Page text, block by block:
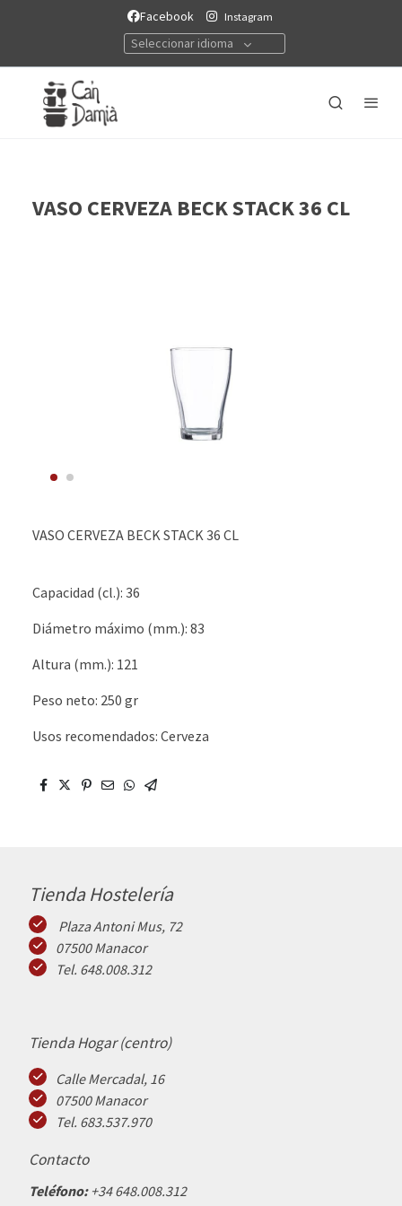
Facebook Instagram
Seleccionar idioma
VASO CERVEZA BECK STACK 36 CL
VASO CERVEZA BECK STACK 36 CL
Capacidad (cl.): 36
Diámetro máximo (mm.): 83
Altura (mm.): 121
Peso neto: 250 gr
Usos recomendados: Cerveza
Tienda Hostelería
Plaza Antoni Mus, 72
07500 Manacor
Tel. 648.008.312
Tienda Hogar (centro)
Calle Mercadal, 16
07500 Manacor
Tel. 683.537.970
Contacto
Teléfono: +34 648.008.312